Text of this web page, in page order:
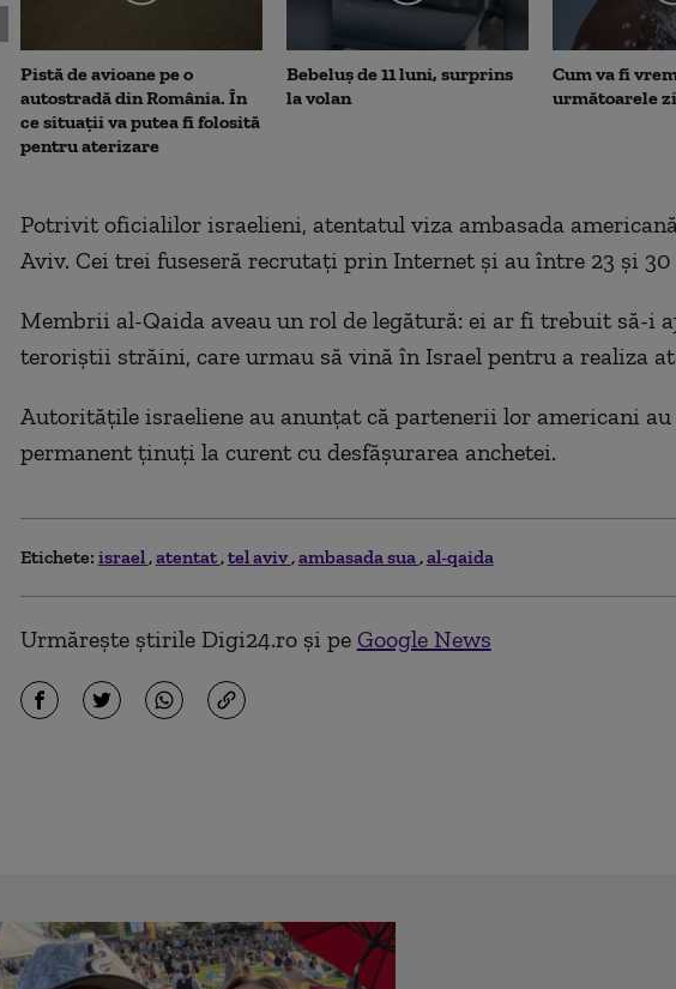
Pistă de avioane pe o
autostradă din România. În
ce situații va putea fi folosită
pentru aterizare
Bebeluș de 11 luni, surprins
la volan
Cum va fi
următoarele
Potrivit oficialilor israelieni, atentatul viza ambasada
Aviv. Cei trei fuseseră recrutaţi prin Internet şi au între 23 şi 30
Membrii al-Qaida aveau un rol de legătură: ei ar fi trebuit să-i
teroriştii străini, care urmau să vină în Israel pentru a realiza
Autorităţile israeliene au anunţat că partenerii lor americani
permanent ţinuţi la curent cu desfăşurarea anchetei.
Etichete: israel atentat tel aviv ambasada sua al-qaida
Urmărește știrile Digi24.ro și pe Google News